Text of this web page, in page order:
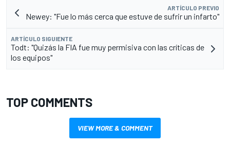
ARTÍCULO PREVIO
Newey: "Fue lo más cerca que estuve de sufrir un infarto"
ARTÍCULO SIGUIENTE
Todt: "Quizás la FIA fue muy permisiva con las críticas de
los equipos"
TOP COMMENTS
VIEW MORE & COMMENT